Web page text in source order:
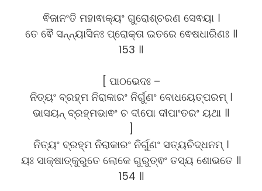
ଵିଜାନଂତି ମହାଵାକ୍ୟଂ ଗୁରୋଶ୍ଚରଣ ସେଵୟା ।
ତେ ଵୈ ସନ୍ନ୍ୟାସିନଃ ପ୍ରୋକ୍ତା ଇତରେ ଵେଷଧାରିଣଃ ॥
153 ॥
[ ପାଠଭେଦଃ –
ନିତ୍ୟଂ ବ୍ରହ୍ମ ନିରାକାରଂ ନିର୍ଗୁଣଂ ବୋଧୟେତ୍ପରମ୍ ।
ଭାସୟନ୍ ବ୍ରହ୍ମଭାଵଂ ଚ ଦୀପୋ ଦୀପାଂତରଂ ୟଥା ॥
ନିତ୍ୟଂ ବ୍ରହ୍ମ ନିରାକାରଂ ନିର୍ଗୁଣଂ ସତ୍ୟଚିଦ୍ଧନମ୍ ।
ୟଃ ସାକ୍ଷାତ୍କୁରୁତେ ଲୋକେ ଗୁରୁତ୍ଵଂ ତସ୍ୟ ଶୋଭତେ ॥
154 ॥